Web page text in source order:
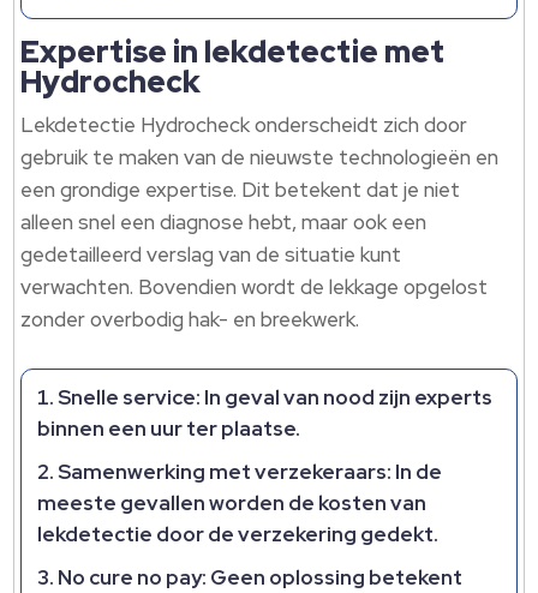
Expertise in lekdetectie met
Hydrocheck
Lekdetectie Hydrocheck onderscheidt zich door
gebruik te maken van de nieuwste technologieën en
een grondige expertise.​ Dit betekent dat je niet
alleen snel een diagnose hebt, maar ook een
gedetailleerd verslag van de situatie kunt
verwachten.​ Bovendien wordt de lekkage opgelost
zonder overbodig hak- en breekwerk.​
Snelle service: In geval van nood zijn experts
binnen een uur ter plaatse.​
Samenwerking met verzekeraars: In de
meeste gevallen worden de kosten van
lekdetectie door de verzekering gedekt.​
No cure no pay: Geen oplossing betekent